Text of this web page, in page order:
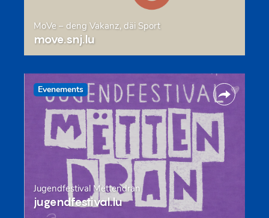
MoVe – deng Vakanz, däi Sport
move.snj.lu
Evenements
Jugendfestival Mëttendran
jugendfestival.lu